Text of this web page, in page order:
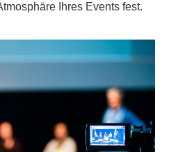
Ihres Events fest.